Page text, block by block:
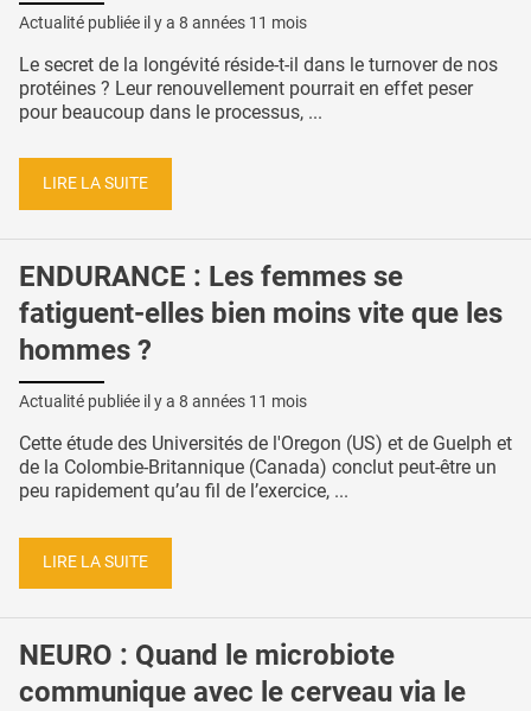
Actualité publiée il y a 8 années 11 mois
Le secret de la longévité réside-t-il dans le turnover de nos
protéines ? Leur renouvellement pourrait en effet peser
pour beaucoup dans le processus, ...
LIRE LA SUITE
ENDURANCE : Les femmes se
fatiguent-elles bien moins vite que les
hommes ?
Actualité publiée il y a 8 années 11 mois
Cette étude des Universités de l'Oregon (US) et de Guelph et
de la Colombie-Britannique (Canada) conclut peut-être un
peu rapidement qu’au fil de l’exercice, ...
LIRE LA SUITE
NEURO : Quand le microbiote
communique avec le cerveau via le